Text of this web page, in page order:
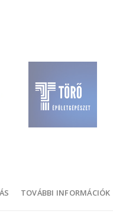
TOVÁBBI INFORMÁCIÓK